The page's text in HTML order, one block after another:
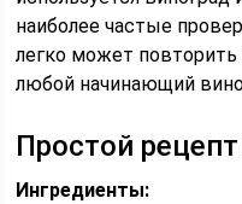
наиболее частые
легко может
любой начинающий
Простой
Ингредиенты: